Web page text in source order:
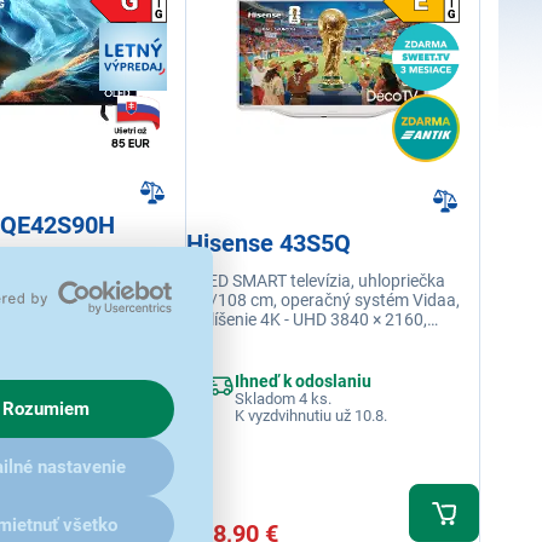
Rozumiem
nastavenie
všetko
4K - UHD 3840 ×
frekvencia (Hz) 165
už 10.8.
Hisense 43S5Q
QLED SMART televízia, uhlopriečka
43"/108 cm, operačný systém Vidaa,
rozlíšenie 4K - UHD 3840 × 2160,
45, USB, Wi-fi integrovaná, ethernet
(LAN)
Ihneď k odoslaniu
Skladom 4 ks.
K vyzdvihnutiu už 10.8.
418,90 €